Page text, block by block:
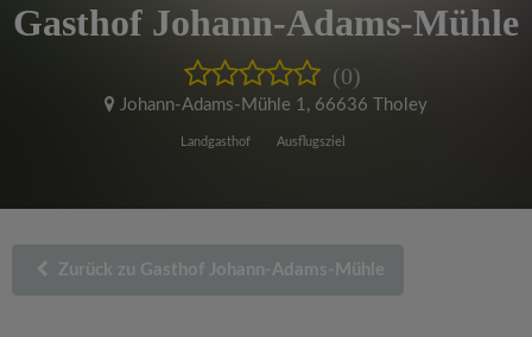
Gasthof Johann-Adams-Mühle
(0)
Johann-Adams-Mühle 1, 66636 Tholey
Landgasthof Ausflugsziel
Zurück zu Gasthof Johann-Adams-Mühle
l